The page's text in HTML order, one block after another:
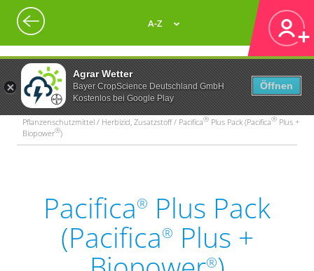
Agrar Wetter
Bayer CropScience Deutschland GmbH
Kostenlos bei Google Play
Öffnen
A-Z
Pflanzenschutzmittel / Herbizid, Zusatzstoff / Pacifica® Plus Pack (Pacifica® Plus +
Biopower®)
Pacifica® Plus Pack
(Pacifica® Plus +
®